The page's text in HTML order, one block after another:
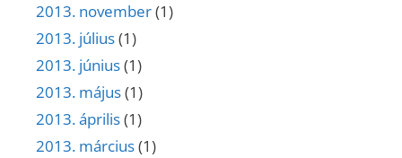
2013. november(1)
2013. július(1)
2013. június(1)
2013. május(1)
2013. április(1)
2013. március(1)